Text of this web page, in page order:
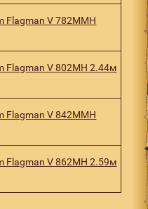
Flagman V 782MMH
Flagman V 802MH 2.44м
Flagman V 842MMH
Flagman V 862MH 2.59м